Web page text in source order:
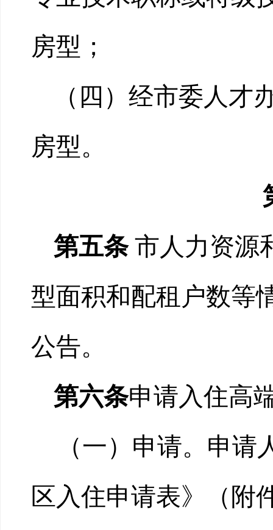
房型；
（四）经市委人才
房型。
第五条市人力资源
型面积和配租户数等
公告。
第六条申请入住高
（一）申请。申
区入住申请表》（附